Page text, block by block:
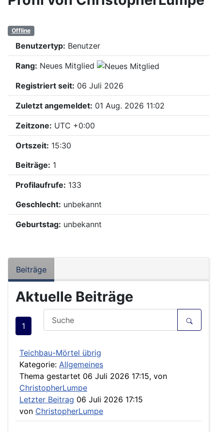
Offline
Benutzertyp: Benutzer
Rang: Neues Mitglied
Registriert seit: 06 Juli 2026
Zuletzt angemeldet: 01 Aug. 2026 11:02
Zeitzone: UTC +0:00
Ortszeit: 15:30
Beiträge: 1
Profilaufrufe: 133
Geschlecht: unbekannt
Geburtstag: unbekannt
Beiträge
Aktuelle Beiträge
1
Teichbau-Mörtel übrig
Kategorie: Allgemeines
Thema gestartet 06 Juli 2026 17:15, von
ChristopherLumpe
Letzter Beitrag 06 Juli 2026 17:15
von ChristopherLumpe